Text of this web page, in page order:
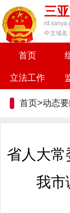
三
中文域名
首页
立法工作
首页>动态
省人大常
我市